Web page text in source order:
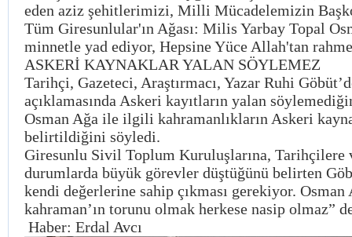
eden aziz şehitlerimizi, Milli Mücadelemizin
Tüm Giresunlular'ın Ağası: Milis Yarbay Topal
minnetle yad ediyor, Hepsine Yüce Allah'tan
ASKERİ KAYNAKLAR YALAN SÖYLEMEZ
Tarihçi, Gazeteci, Araştırmacı, Yazar Ruhi
açıklamasında Askeri kayıtların yalan
Osman Ağa ile ilgili kahramanlıkların Askeri
belirtildiğini söyledi.
Giresunlu Sivil Toplum Kuruluşlarına, Tarihçilere
durumlarda büyük görevler düştüğünü belirten
kendi değerlerine sahip çıkması gerekiyor.
kahraman’ın torunu olmak herkese nasip olmaz”
Haber: Erdal Avcı